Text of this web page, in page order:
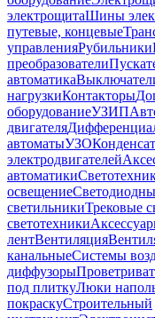
электрощитаШины
путевые, концевые
управленияРубильники
преобразователи
автоматика
нагрузкиКонтакторы
оборудованиеУЗИП
двигателя
автоматыУЗО
электродвигателей
автоматики
освещение
светильникиТрековые
светотехники
лентВентиляция
канальныеСистемы
диффузоры
под плиткуЛюки
покраскуСтроительный